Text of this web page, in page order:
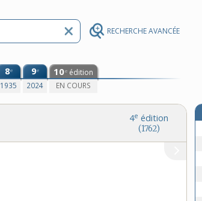
RECHERCHE AVANCÉE
8e
1935
9e
2024
10e édition
EN COURS
4e édition
(1762)